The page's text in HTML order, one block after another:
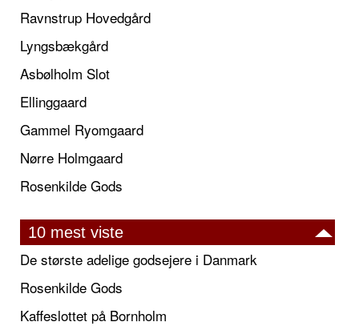
Ravnstrup Hovedgård
Lyngsbækgård
Asbølholm Slot
Ellinggaard
Gammel Ryomgaard
Nørre Holmgaard
Rosenkilde Gods
10 mest viste
De største adelige godsejere i Danmark
Rosenkilde Gods
Kaffeslottet på Bornholm